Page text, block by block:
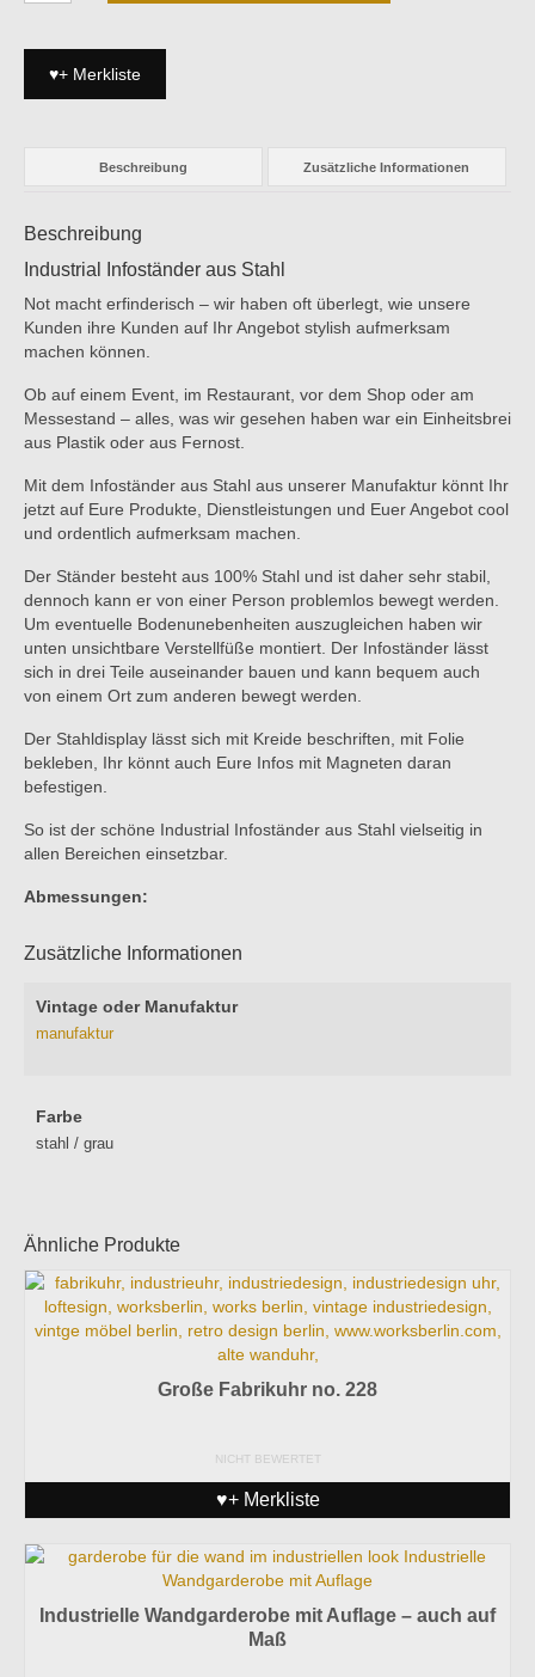
♥+ Merkliste
Beschreibung Zusätzliche Informationen
Beschreibung
Industrial Infoständer aus Stahl
Not macht erfinderisch – wir haben oft überlegt, wie unsere
Kunden ihre Kunden auf Ihr Angebot stylish aufmerksam
machen können.
Ob auf einem Event, im Restaurant, vor dem Shop oder am
Messestand – alles, was wir gesehen haben war ein Einheitsbrei
aus Plastik oder aus Fernost.
Mit dem Infoständer aus Stahl aus unserer Manufaktur könnt Ihr
jetzt auf Eure Produkte, Dienstleistungen und Euer Angebot cool
und ordentlich aufmerksam machen.
Der Ständer besteht aus 100% Stahl und ist daher sehr stabil,
dennoch kann er von einer Person problemlos bewegt werden.
Um eventuelle Bodenunebenheiten auszugleichen haben wir
unten unsichtbare Verstellfüße montiert. Der Infoständer lässt
sich in drei Teile auseinander bauen und kann bequem auch
von einem Ort zum anderen bewegt werden.
Der Stahldisplay lässt sich mit Kreide beschriften, mit Folie
bekleben, Ihr könnt auch Eure Infos mit Magneten daran
befestigen.
So ist der schöne Industrial Infoständer aus Stahl vielseitig in
allen Bereichen einsetzbar.
Abmessungen:
Zusätzliche Informationen
Vintage oder Manufaktur
manufaktur
Farbe
stahl / grau
Ähnliche Produkte
Große Fabrikuhr no. 228
NICHT BEWERTET
♥+ Merkliste
Industrielle Wandgarderobe mit Auflage – auch auf
Maß